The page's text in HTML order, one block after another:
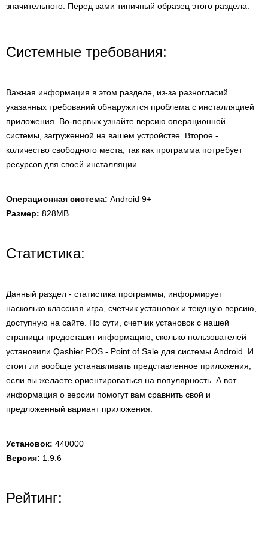
значительного. Перед вами типичный образец этого раздела.
Системные требования:
Важная информация в этом разделе, из-за разногласий
указанных требований обнаружится проблема с инсталляцией
приложения. Во-первых узнайте версию операционной
системы, загруженной на вашем устройстве. Второе -
количество свободного места, так как программа потребует
ресурсов для своей инсталляции.
Операционная система: Android 9+
Размер: 828MB
Статистика:
Данный раздел - статистика программы, информирует
насколько классная игра, счетчик установок и текущую версию,
доступную на сайте. По сути, счетчик установок с нашей
страницы предоставит информацию, сколько пользователей
установили Qashier POS - Point of Sale для системы Android. И
стоит ли вообще устанавливать представленное приложения,
если вы желаете ориентироваться на популярность. А вот
информация о версии помогут вам сравнить свой и
предложенный вариант приложения.
Установок: 440000
Версия: 1.9.6
Рейтинг: